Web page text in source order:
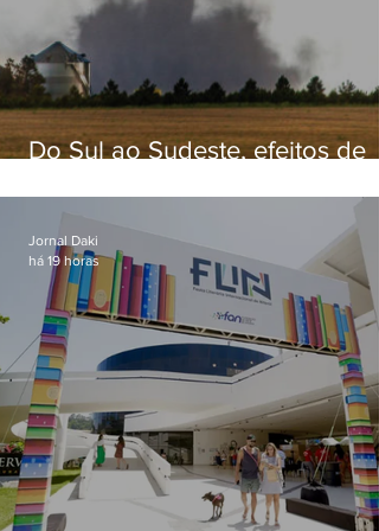
Do Sul ao Sudeste, efeitos de
apreensão na população
Jornal Daki
há 19 horas